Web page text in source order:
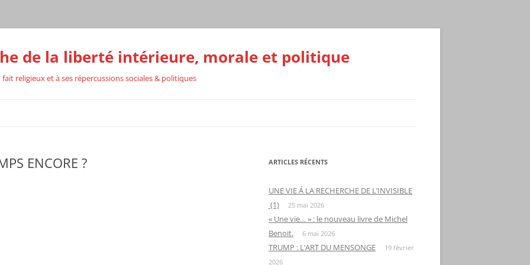
de la liberté intérieure, morale et politique
religieux et à ses répercussions sociales & politiques
ENCORE ? ARTICLES RÉCENTS
UNE VIE Á LA RECHERCHE DE L’INVISIBLE
(1)
25 mai 2026
« Une vie… » : le nouveau livre de Michel
Benoit.
6 mai 2026
TRUMP : L’ART DU MENSONGE
19 février
2026